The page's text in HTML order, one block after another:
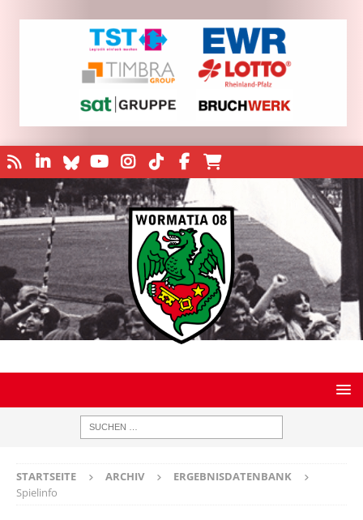
STARTSEITE ARCHIV
ERGEBNISDATENBANK
Spielinfo